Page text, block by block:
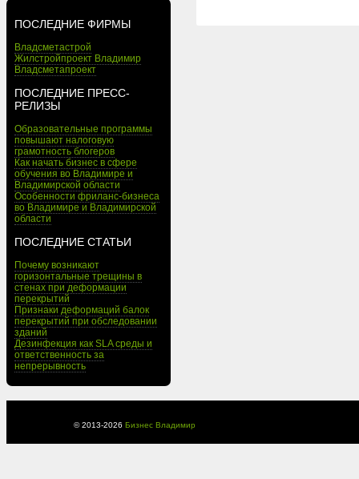
ПОСЛЕДНИЕ ФИРМЫ
Владсметастрой
Жилстройпроект Владимир
Владсметапроект
ПОСЛЕДНИЕ ПРЕСС-
РЕЛИЗЫ
Образовательные программы
повышают налоговую
грамотность блогеров
Как начать бизнес в сфере
обучения во Владимире и
Владимирской области
Особенности фриланс-бизнеса
во Владимире и Владимирской
области
ПОСЛЕДНИЕ СТАТЬИ
Почему возникают
горизонтальные трещины в
стенах при деформации
перекрытий
Признаки деформаций балок
перекрытий при обследовании
зданий
Дезинфекция как SLA среды и
ответственность за
непрерывность
© 2013-2026 Бизнес Владимир